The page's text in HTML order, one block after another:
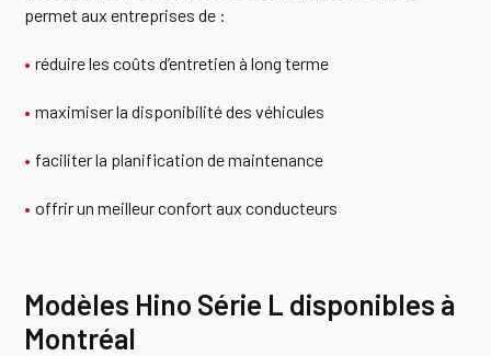
permet aux entreprises de :
réduire les coûts d’entretien à long terme
maximiser la disponibilité des véhicules
faciliter la planification de maintenance
offrir un meilleur confort aux conducteurs
Modèles Hino Série L disponibles à
Montréal